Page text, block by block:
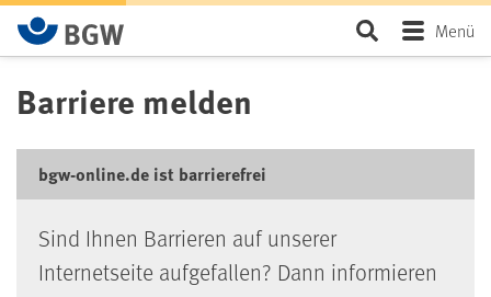
Zum Hauptinhalt springen SeiteMenü
Barriere melden
bgw-online.de ist barrierefrei
Sind Ihnen Barrieren auf unserer
Internetseite aufgefallen? Dann informieren